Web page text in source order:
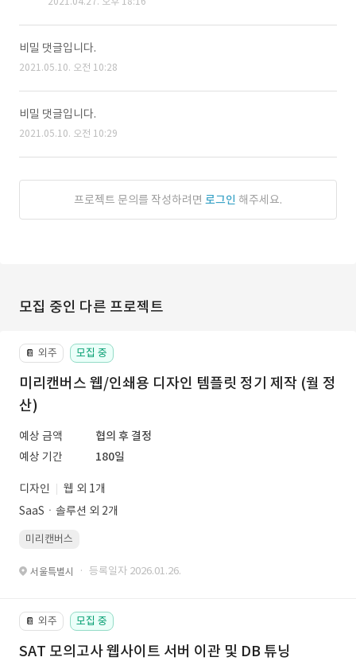
비밀 댓글입니다.
2021.05.10. 오전 10:28
비밀 댓글입니다.
2021.05.10. 오전 10:29
프로젝트 문의를 작성하려면 로그인 해주세요.
모집 중인 다른 프로젝트
📔 외주 모집 중
미리캔버스 웹/인쇄용 디자인 템플릿 정기 제작 (월 정
산)
예상 금액
협의 후 결정
예상 기간
180일
디자인
웹 외 1개
SaaSㆍ솔루션 외 2개
미리캔버스
서울특별시 · 등록일자 2026.01.26.
📔 외주 모집 중
SAT 모의고사 웹사이트 서버 이관 및 DB 튜닝